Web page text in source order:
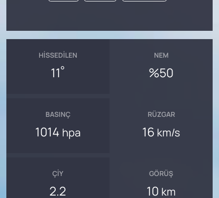
HISSEDILEN
11°
NEM
%50
BASINÇ
1014 hpa
RÜZGAR
16 km/s
ÇIY
2.2
GÖRÜŞ
10 km